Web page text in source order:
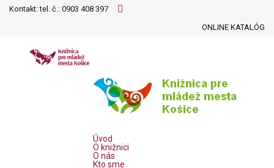
Kontakt: tel. č.: 0903 408 397
ONLINE KATALÓG
Úvod
O knižnici
O nás
Kto sme